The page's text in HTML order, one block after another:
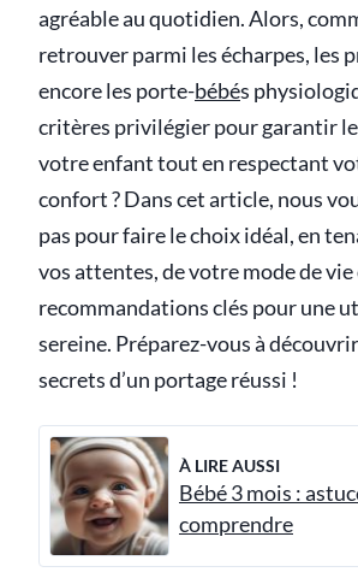
agréable au quotidien. Alors,
retrouver parmi les écharpes, les
encore les porte-bébés
critères privilégier pour garantir
votre enfant tout en respectant
confort ? Dans cet article, nous
pas pour faire le choix idéal, en
vos attentes, de votre mode de vie
recommandations clés pour une
sereine. Préparez-vous à
secrets d’un portage réussi !
À LIRE AUSSI
Bébé 3 mois :
comprendre